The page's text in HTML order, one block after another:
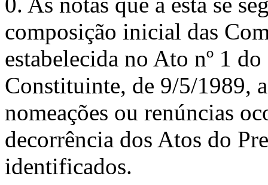
composição inicial das
estabelecida no Ato nº 1
Constituinte, de 9/5/1989,
nomeações ou renúncias
decorrência dos Atos do
identificados.